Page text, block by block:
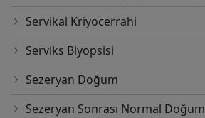
Servikal Kriyocerrahi
Serviks Biyopsisi
Sezeryan Doğum
Sezeryan Sonrası Normal Doğum